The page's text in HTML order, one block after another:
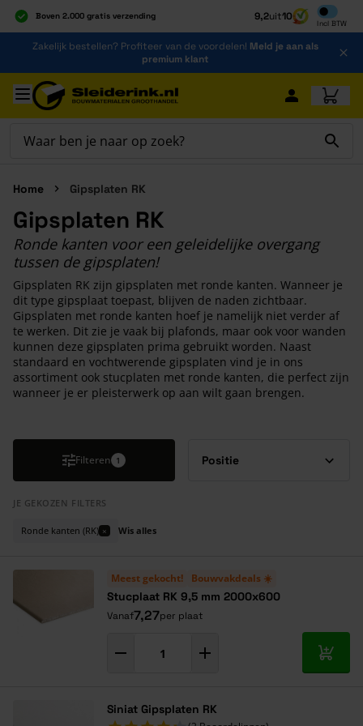
Boven 2.000 gratis verzending
Al 40 jaar dé specialist
Alles onder één dak
9,2uit10
Incl BTW
Inclusief
Ga naar de inhoud
Zakelijk bestellen? Profiteer van de voordelen! Meld je aan als
premium klant
Ga naar hoofdinhoud
Home Gipsplaten RK
Gipsplaten RK
Ronde kanten voor een geleidelijke overgang
tussen de gipsplaten!
Gipsplaten RK zijn gipsplaten met ronde kanten. Wanneer je
dit type gipsplaat toepast, blijven de naden zichtbaar.
Gipsplaten met ronde kanten hoef je namelijk niet verder af
te werken. Dit zie je vaak bij plafonds, maar ook voor wanden
kunnen deze gipsplaten prima gebruikt worden. Naast
standaard en vochtwerende gipsplaten vind je in ons
assortiment ook stucplaten met ronde kanten, die perfect zijn
wanneer je er pleisterwerk op aan wilt gaan brengen.
Filteren 1
JE GEKOZEN FILTERS
Ronde kanten (RK) × Wis alles
Meest gekocht! Bouwvakdeals ☀️
Stucplaat RK 9,5 mm 2000x600
Vanaf7,27per plaat
In
Siniat Gipsplaten RK